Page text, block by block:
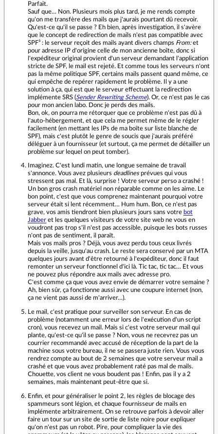
Parfait.
Sauf que… Non. Plusieurs mois plus tard, je me rends compte
qu'on me transfère des mails que j'aurais pourtant dû recevoir.
Qu'est-ce qu'il se passe ? Eh bien, après investigation, il s'avère
que le concept de redirection de mails n'est pas compatible avec
SPF³ : le serveur reçoit des mails ayant divers champs From:et
pour adresse IP d'origine celle de mon ancienne boîte, donc si
l'expéditeur original provient d'un serveur demandant l'application
stricte de SPF, le mail est rejeté. Et comme tous les serveurs n'ont
pas la même politique SPF, certains mails passent quand même, ce
qui empêche de repérer rapidement le problème. Il y a une
solution à ça, qui est que le serveur effectuant la redirection
implémente SRS (Sender Rewriting Scheme). Or, ce n'est pas le cas
pour mon ancien labo. Donc je perds des mails.
Bon, ok, on pourra me rétorquer que ce problème n'est pas dû à
l'auto-hébergement, et que cela me permet même de le régler
facilement (en mettant les IPs de ma boîte sur liste blanche de
SPF), mais c'est plutôt le genre de soucis que j'aurais préféré
déléguer à un fournisseur (et surtout, ça me permet de détailler un
problème sur lequel on peut tomber).
Imaginez. C'est lundi matin, une longue semaine de travail
s'annonce. Vous avez plusieurs deadlinesprévues qui vous
stressent pas mal. Et là, surprise ! Votre serveur perso a crashé !
Un bon gros crash matériel non réparable comme on les aime. Le
bon point, c'est que vous comprenez maintenant pourquoi votre
serveur était si lent récemment… Hum hum. Bon, ce n'est pas
grave, vos amis tiendront bien plusieurs jours sans votre bot
Jabber et les quelques visiteurs de votre site web ne vous en
voudront pas trop s'il n'est pas accessible, puisque les bots russes
n'ont pas de sentiment, il paraît.
Mais vos mails pros ? Déjà, vous avez perdu tous ceux livrés
depuis la veille, jusqu'au crash. Le reste sera conservé par un MTA
quelques jours avant d'être retourné à l'expéditeur, donc il faut
remonter un serveur fonctionnel d'ici là. Tic tac, tic tac… Et vous
ne pouvez plus répondre aux mails avec adresse pro.
C'est comme ça que vous avez envie de démarrer votre semaine ?
Ah, bien sûr, ça fonctionne aussi avec une coupure internet (non,
ça ne vient pas aussi de m'arriver…).
Le mail, c'est pratique pour surveiller son serveur. En cas de
problème (notamment une erreur lors de l'exécution d'un script
cron), vous recevez un mail. Mais si c'est votre serveur mail qui
plante, qu'est-ce qu'il se passe ? Non, vous ne recevrez pas un
courrier recommandé avec accusé de réception de la part de la
machine sous votre bureau, il ne se passera juste rien. Vous vous
rendrez compte au bout de 2 semaines que votre serveur mail a
crashé et que vous avez probablement raté pas mal de mails.
Chouette, vos client ne vous boudent pas ! Enfin, pas il y a 2
semaines, mais maintenant peut-être que si.
Enfin, et pour généraliser le point 2, les règles de blocage des
spammeurs sont légion, et chaque fournisseur de mails en
implémente arbitrairement. On se retrouve parfois à devoir aller
faire un tour sur un site de sortie de liste noire pour expliquer
qu'on n'est pas un robot. Pire, pour compliquer la vie des